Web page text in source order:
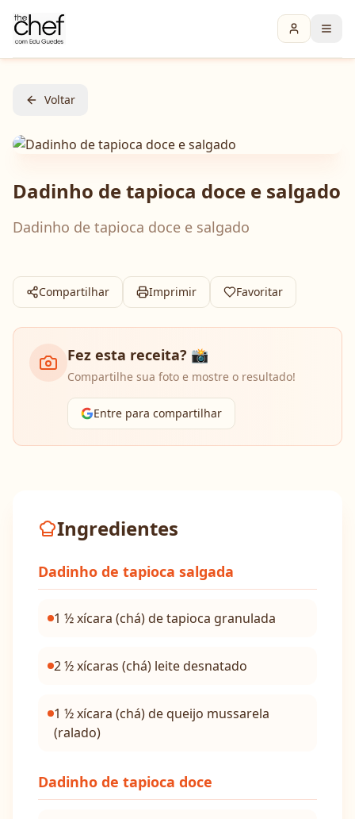
Voltar
Dadinho de tapioca doce e salgado
Dadinho de tapioca doce e salgado
Compartilhar Imprimir Favoritar
Fez esta receita? 📸
Compartilhe sua foto e mostre o resultado!
Entre para compartilhar
Ingredientes
Dadinho de tapioca salgada
1 ½ xícara (chá) de tapioca granulada
2 ½ xícaras (chá) leite desnatado
1 ½ xícara (chá) de queijo mussarela
(ralado)
Dadinho de tapioca doce